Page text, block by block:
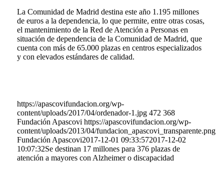
La Comunidad de Madrid destina este año 1.195 millones
de euros a la dependencia, lo que permite, entre otras cosas,
el mantenimiento de la Red de Atención a Personas en
situación de dependencia de la Comunidad de Madrid, que
cuenta con más de 65.000 plazas en centros especializados
y con elevados estándares de calidad.
https://apascovifundacion.org/wp-
content/uploads/2017/04/ordenador-1.jpg 472 368
Fundación Apascovi https://apascovifundacion.org/wp-
content/uploads/2013/04/fundacion_apascovi_transparente.png
Fundación Apascovi2017-12-01 09:33:572017-12-02
10:07:32Se destinan 17 millones para 376 plazas de
atención a mayores con Alzheimer o discapacidad